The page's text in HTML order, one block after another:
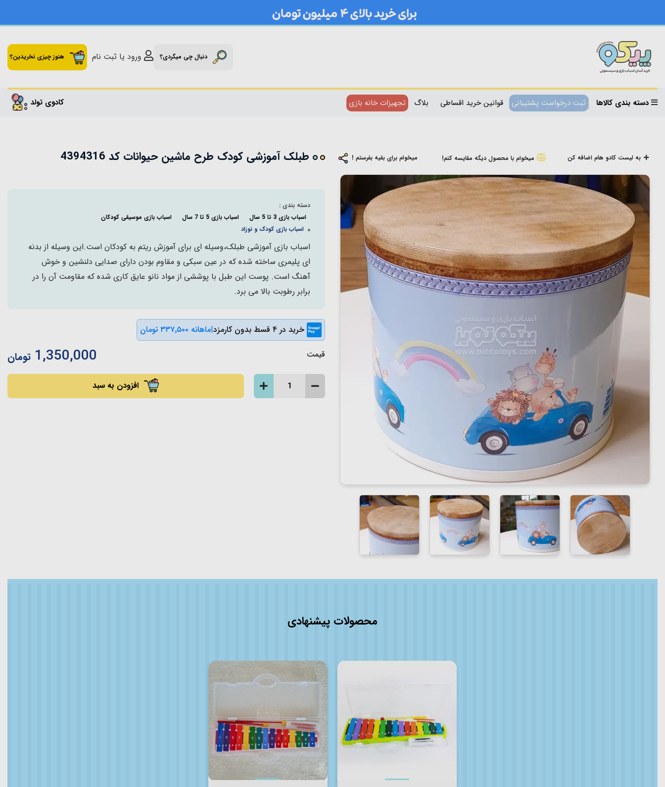
دنبال چی میگردی؟ ورود یا ثبت نام هنوز چیزی نخریدین؟
دسته بندی کالاها ثبت درخواست پشتیبانی قوانین خرید اقساطی بلاگ تجهیزات خانه بازی کادوی تولد
به لیست کادو هام اضافه کن میخوام با محصول دیگه مقایسه کنم! میخوام برای بقیه بفرستم ! طبلک آموزشی کودک طرح ماشین حیوانات کد 4394316
دسته بندی :
اسباب بازی 3 تا 5 سال
اسباب بازی 5 تا 7 سال
اسباب بازی موسیقی کودکان
اسباب بازی کودک و نوزاد
اسباب بازی آموزشی طبلک،وسیله ای برای آموزش ریتم به کودکان است.این وسیله از بدنه
ای پلیمری ساخته شده که در عین سبکی و مقاوم بودن دارای صدایی دلنشین و خوش
آهنگ است. پوست این طبل با پوششی از مواد نانو عایق کاری شده که مقاومت آن را در
برابر رطوبت بالا می برد.
خرید در ۴ قسط بدون کارمزد |ماهانه ۳۳۷٬۵۰۰ تومان
قیمت
1,350,000 تومان
افزودن به سبد
محصولات پیشنهادی